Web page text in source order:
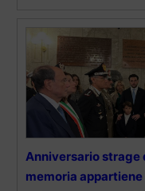
Anniversario strage
memoria